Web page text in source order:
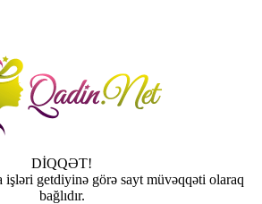
DİQQƏT!
işləri getdiyinə görə sayt müvəqqəti olaraq
bağlıdır.